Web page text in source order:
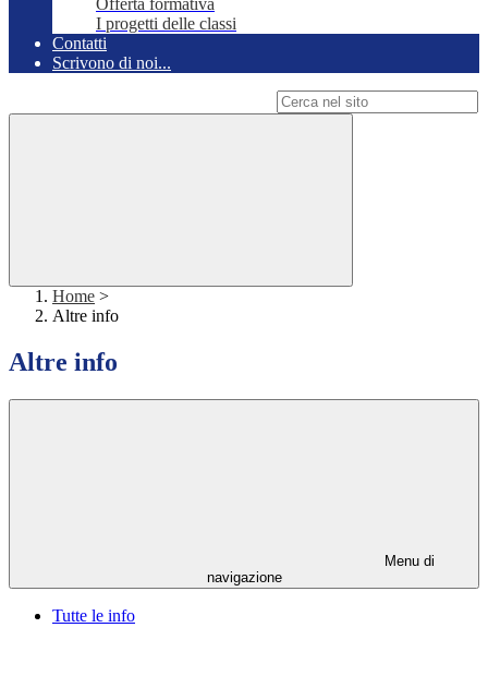
Offerta formativa
I progetti delle classi
Contatti
Scrivono di noi...
Home >
Altre info
Altre info
Menu di
navigazione
Tutte le info